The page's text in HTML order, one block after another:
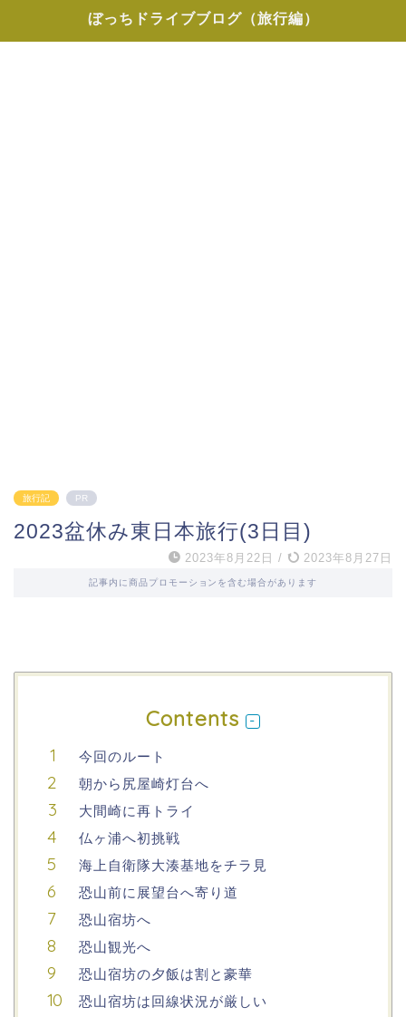
ぼっちドライブブログ（旅行編）
旅行記 PR
2023盆休み東日本旅行(3日目)
2023年8月22日 / 2023年8月27日
記事内に商品プロモーションを含む場合があります
Contents
今回のルート
朝から尻屋崎灯台へ
大間崎に再トライ
仏ヶ浦へ初挑戦
海上自衛隊大湊基地をチラ見
恐山前に展望台へ寄り道
恐山宿坊へ
恐山観光へ
恐山宿坊の夕飯は割と豪華
恐山宿坊は回線状況が厳しい